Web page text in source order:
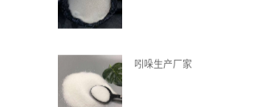
吲哚生产厂家